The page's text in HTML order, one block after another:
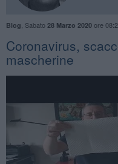
Blog Sabato 28 Marzo 2020ore
Coronavirus,
mascherine